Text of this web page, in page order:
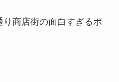
商店街の面白すぎるポ